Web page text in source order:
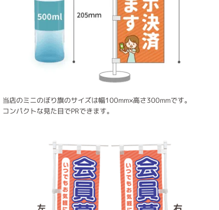
当店のミニのぼり旗のサイズは幅100mm×高さ300mmです。
コンパクトな見た目でPRできます。